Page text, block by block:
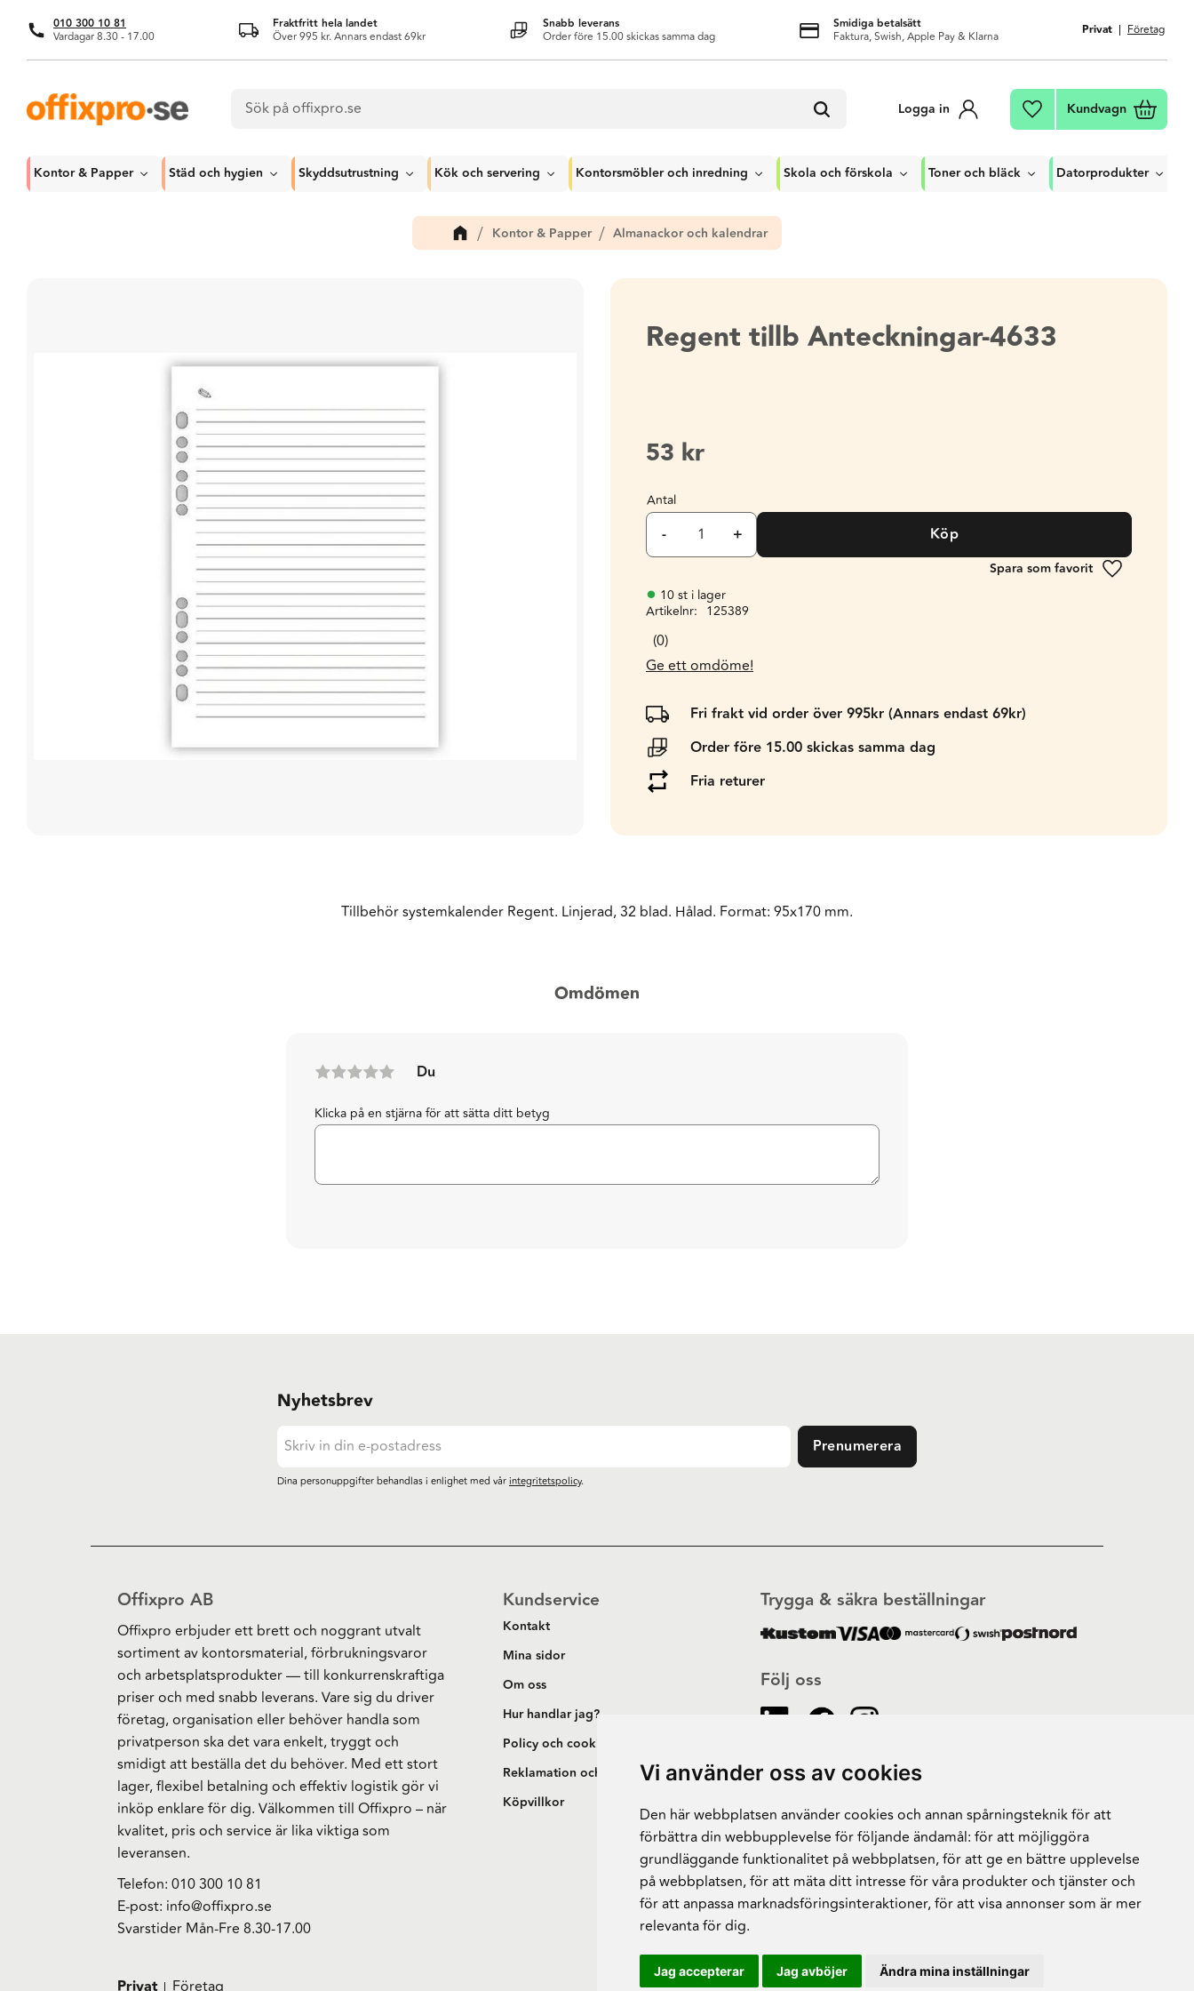
Vi använder oss av cookies
Den här webbplatsen använder cookies och annan spårningsteknik för att
förbättra din webbupplevelse för följande ändamål: för att möjliggöra
grundläggande funktionalitet på webbplatsen,för att ge en bättre upplevelse
på webbplatsen,för att mäta ditt intresse för våra produkter och tjänster och
för att anpassa marknadsföringsinteraktioner,för att visa annonser som är mer
relevanta för dig.
Jag accepterar Jag avböjer Ändra mina inställningar
010 300 10 81
Vardagar 8.30 - 17.00
Fraktfritt hela landet
Över 995 kr. Annars endast 69kr
Snabb leverans
Order före 15.00 skickas samma dag
Smidiga betalsätt
Faktura, Swish, Apple Pay & Klarna Privat Företag
Logga in Favoriter
Kundvagn
Kontor & Papper Städ och hygien Skyddsutrustning Kök och servering Kontorsmöbler och inredning Skola och förskola Toner och bläck Datorprodukter
Kontor & Papper Almanackor och kalendrar
Regent tillb Anteckningar-4633
53 kr
Antal
+
- Köp
Lägg till i
10 st i lager
Artikelnr
125389
0
Ge ett omdöme!
Fri frakt vid order över 995kr (Annars endast 69kr)
Order före 15.00 skickas samma dag
Fria returer
Tillbehör systemkalender Regent. Linjerad, 32 blad. Hålad. Format: 95x170 mm.
Omdömen
Du
Klicka på en stjärna för att sätta ditt betyg
Nyhetsbrev
Prenumerera
Dina personuppgifter behandlas i enlighet med vårintegritetspolicy.
Offixpro AB
Offixpro erbjuder ett brett och noggrant utvalt
sortiment av kontorsmaterial, förbrukningsvaror
och arbetsplatsprodukter — till konkurrenskraftiga
priser och med snabb leverans. Vare sig du driver
företag, organisation eller behöver handla som
privatperson ska det vara enkelt, tryggt och
smidigt att beställa det du behöver. Med ett stort
lager, flexibel betalning och effektiv logistik gör vi
inköp enklare för dig. Välkommen till Offixpro – när
kvalitet, pris och service är lika viktiga som
leveransen.
Telefon: 010 300 10 81
E-post: info@offixpro.se
Svarstider Mån-Fre 8.30-17.00
Kundservice
Kontakt
Mina sidor
Om oss
Hur handlar jag?
Policy och cookies
Reklamation och retur
Köpvillkor
Följ oss
Trygga & säkra beställningar
Företag